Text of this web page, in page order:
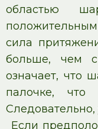
областью
сила
больше, чем
означает, что
палочке,
Если